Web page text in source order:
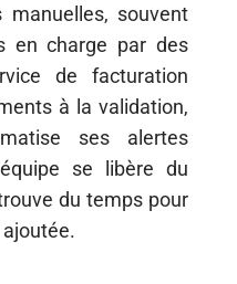
souvent
en charge par des
de facturation
à la validation,
ses alertes
se libère du
du temps pour